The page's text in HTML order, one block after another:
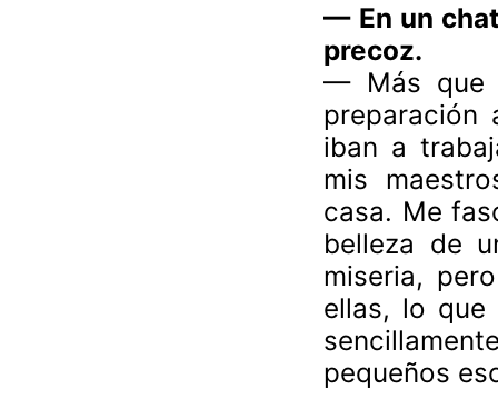
— En un
precoz.
— Más que
preparación
iban a
mis
casa. Me
belleza de
miseria,
ellas, lo
pequeños